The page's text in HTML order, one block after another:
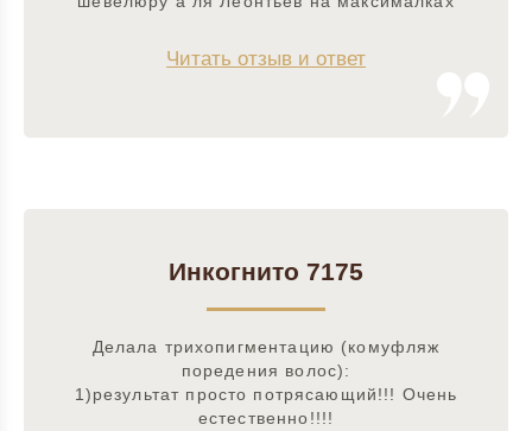
Читать отзыв и ответ
Инкогнито 7175
Делала трихопигментацию (комуфляж
поредения волос):
1)результат просто потрясающий!!! Очень
естественно!!!!